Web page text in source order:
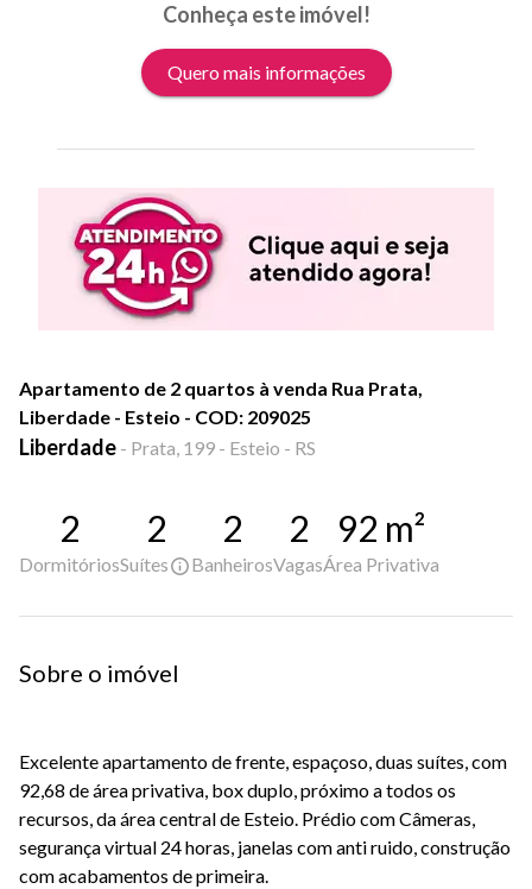
Conheça este imóvel!
Quero mais informações
Apartamento de 2 quartos à venda Rua Prata,
Liberdade - Esteio - COD: 209025
Liberdade - Prata, 199 - Esteio - RS
2
Dormitórios
2
Suítes
2
Banheiros
2
Vagas
92 m²
Área Privativa
Sobre o imóvel
Excelente apartamento de frente, espaçoso, duas suítes, com
92,68 de área privativa, box duplo, próximo a todos os
recursos, da área central de Esteio. Prédio com Câmeras,
segurança virtual 24 horas, janelas com anti ruido, construção
com acabamentos de primeira.